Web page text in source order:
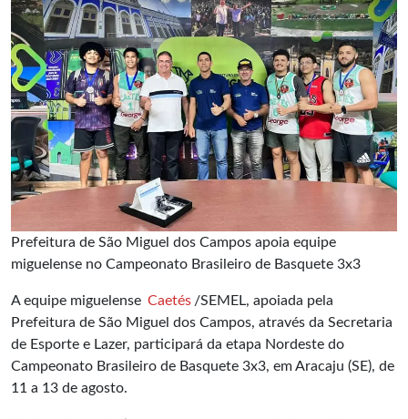
Prefeitura de São Miguel dos Campos apoia equipe
miguelense no Campeonato Brasileiro de Basquete 3x3
A equipe miguelense Caetés /SEMEL, apoiada pela
Prefeitura de São Miguel dos Campos, através da Secretaria
de Esporte e Lazer, participará da etapa Nordeste do
Campeonato Brasileiro de Basquete 3x3, em Aracaju (SE), de
11 a 13 de agosto.